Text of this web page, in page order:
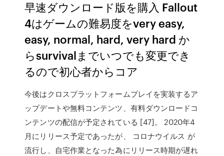
早速ダウンロード版を購入 Fallout
4はゲームの難易度をvery easy,
easy, normal, hard, very hard か
らsurvivalまでいつでも変更でき
るので初心者からコア
今後はクロスプラットフォームプレイを実装するア
ップデートや無料コンテンツ、有料ダウンロードコ
ンテンツの配信が予定されている [47]。 2020年4
月にリリース予定であったが、 コロナウイルス が
流行し、自宅作業となった為にリリース時期が遅れ